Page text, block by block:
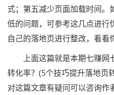
式；第五减少页面加载时间。
低的问题，可参考这几点进行
自己的落地页进行整改，看看
上面这篇就是本期七赚网
转化率？(5个技巧提升落地页
对这篇文章有疑问可以咨询作